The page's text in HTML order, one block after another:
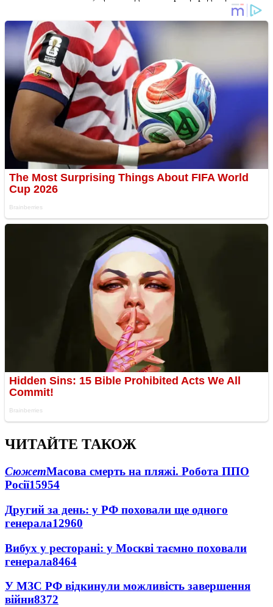
ЧИТАЙТЕ ТАКОЖ
СюжетМасова смерть на пляжі. Робота ППО
Росії15954
Другий за день: у РФ поховали ще одного
генерала12960
Вибух у ресторані: у Москві таємно поховали
генерала8464
У МЗС РФ відкинули можливість завершення
війни8372